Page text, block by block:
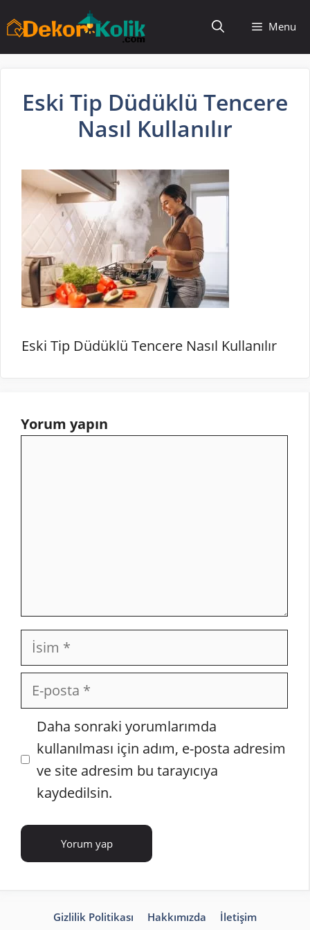
atla
Menu
Eski Tip Düdüklü Tencere
Nasıl Kullanılır
Eski Tip Düdüklü Tencere Nasıl Kullanılır
Yorum yapın
İsim
posta
İnternet
sitesi
Daha sonraki yorumlarımda
kullanılması için adım, e-posta adresim
ve site adresim bu tarayıcıya
kaydedilsin.
Gizlilik Politikası Hakkımızda İletişim